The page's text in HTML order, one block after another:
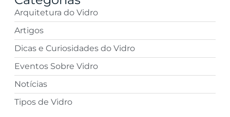
Arquitetura do Vidro
Artigos
Dicas e Curiosidades do Vidro
Eventos Sobre Vidro
Notícias
Tipos de Vidro